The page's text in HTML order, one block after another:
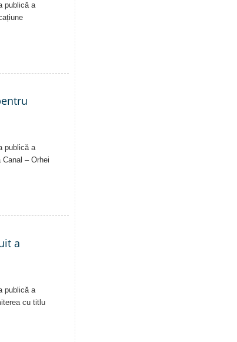
publică a
publică a
– Orhei
a
publică a
cu titlu